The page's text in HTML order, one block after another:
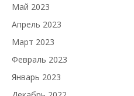
Май 2023
Апрель 2023
Март 2023
Февраль 2023
Январь 2023